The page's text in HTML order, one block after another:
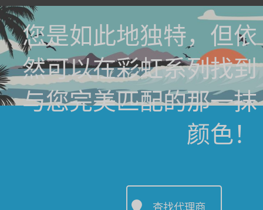
您是如此地独特，但依
然可以在彩虹系列找到
与您完美匹配的那一抹
颜色！
查找代理商